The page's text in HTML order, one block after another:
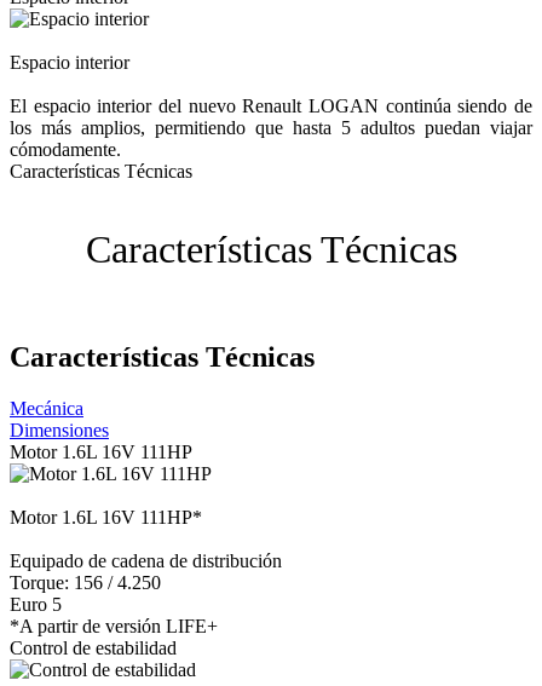
Espacio interior
El espacio interior del nuevo Renault LOGAN continúa siendo de
los más amplios, permitiendo que hasta 5 adultos puedan viajar
cómodamente.
Características Técnicas
Características Técnicas
Características Técnicas
Mecánica
Dimensiones
Motor 1.6L 16V 111HP
Motor 1.6L 16V 111HP*
Equipado de cadena de distribución
Torque: 156 / 4.250
Euro 5
*A partir de versión LIFE+
Control de estabilidad